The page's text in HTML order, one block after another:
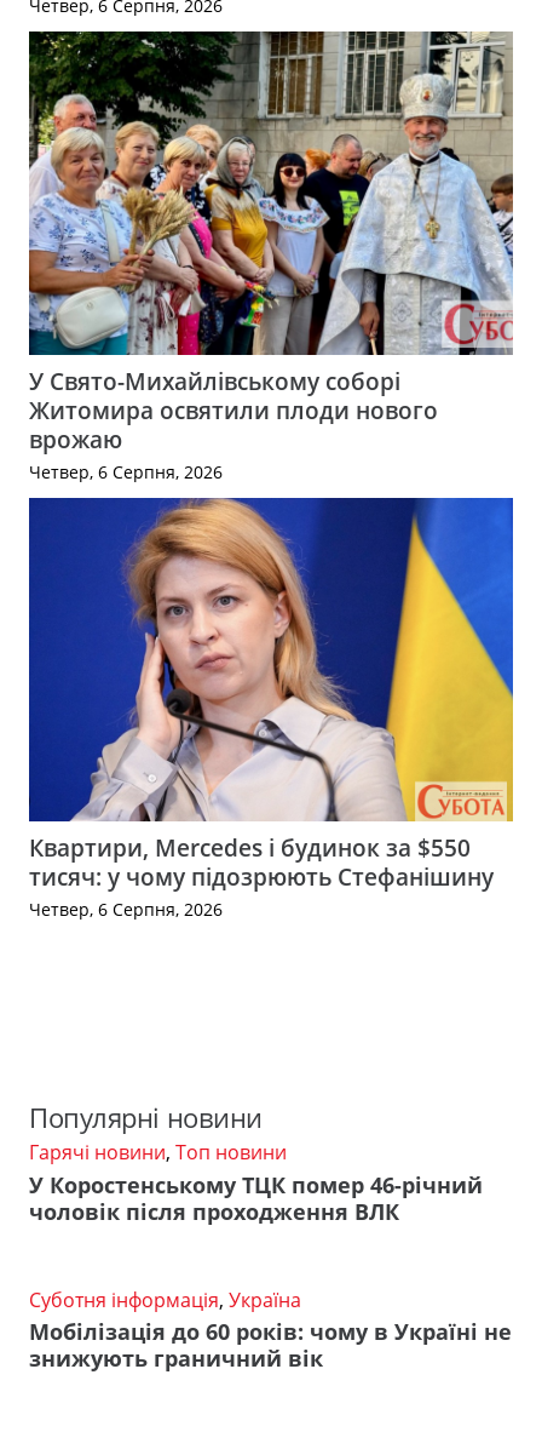
Четвер, 6 Серпня, 2026
У Свято-Михайлівському соборі
Житомира освятили плоди нового
врожаю
Четвер, 6 Серпня, 2026
Квартири, Mercedes і будинок за $550
тисяч: у чому підозрюють Стефанішину
Четвер, 6 Серпня, 2026
Популярні новини
Гарячі новини, Топ новини
У Коростенському ТЦК помер 46-річний
чоловік після проходження ВЛК
Суботня інформація, Україна
Мобілізація до 60 років: чому в Україні не
знижують граничний вік